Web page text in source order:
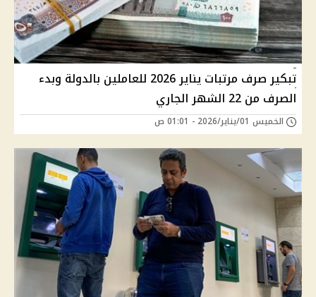
تبكير صرف مرتبات يناير 2026 للعاملين بالدولة وبدء
الصرف من 22 الشهر الجاري
الخميس 01/يناير/2026 - 01:01 ص